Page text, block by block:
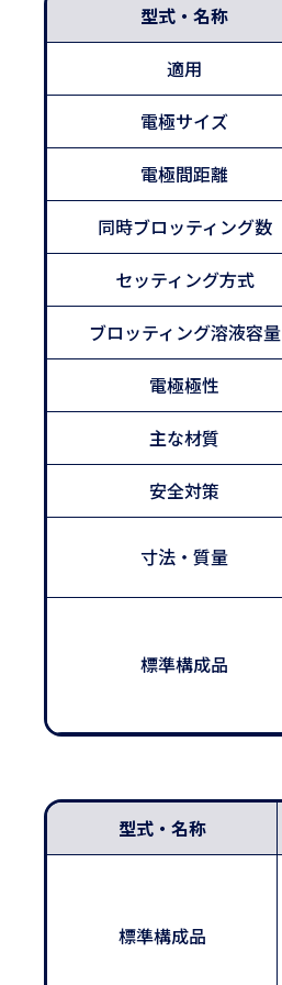
型式・名称
適用
電極サイズ
電極間距離
同時ブロッティング数
セッティング方式
ブロッティング溶液容量
電極極性
主な材質
安全対策
寸法・質量
標準構成品
型式・名称
標準構成品